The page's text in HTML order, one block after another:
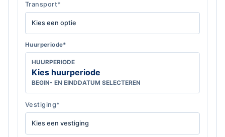
Transport*
Huurperiode*
HUURPERIODE
Kies huurperiode
BEGIN- EN EINDDATUM SELECTEREN
Vestiging*